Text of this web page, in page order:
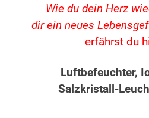
Wie du dein Herz
dir ein neues
erfährst du
Luftbefeuchter,
Salzkristall-